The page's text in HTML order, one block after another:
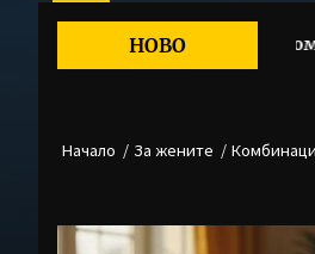
НОВО
Иновативни комарници
Начало За жените